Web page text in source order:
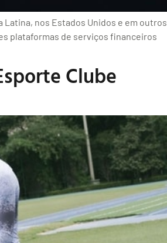
Latina, nos Estados Unidos e em outros
plataformas de serviços financeiros
Clube